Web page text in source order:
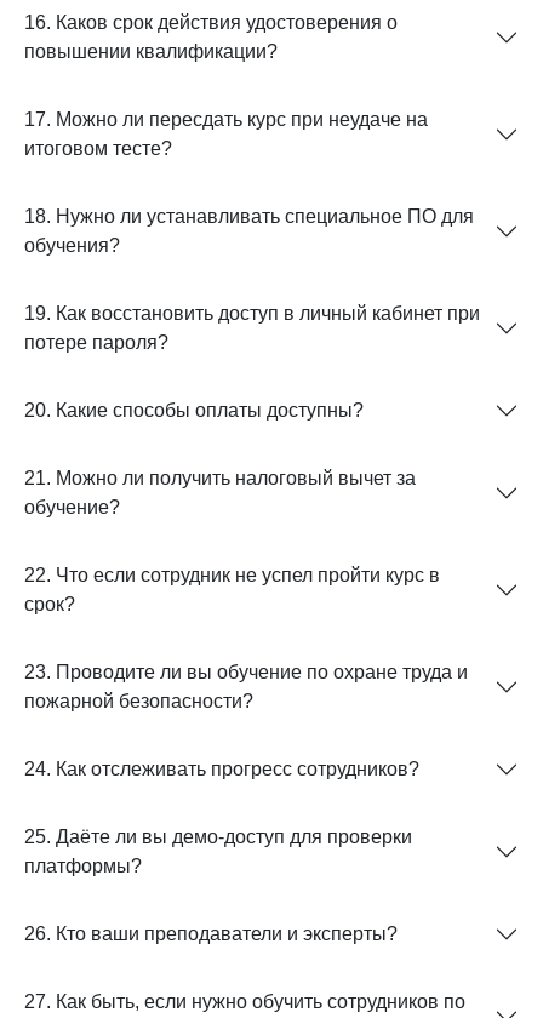
16. Каков срок действия удостоверения о
повышении квалификации?
17. Можно ли пересдать курс при неудаче на
итоговом тесте?
18. Нужно ли устанавливать специальное ПО для
обучения?
19. Как восстановить доступ в личный кабинет при
потере пароля?
20. Какие способы оплаты доступны?
21. Можно ли получить налоговый вычет за
обучение?
22. Что если сотрудник не успел пройти курс в
срок?
23. Проводите ли вы обучение по охране труда и
пожарной безопасности?
24. Как отслеживать прогресс сотрудников?
25. Даёте ли вы демо-доступ для проверки
платформы?
26. Кто ваши преподаватели и эксперты?
27. Как быть, если нужно обучить сотрудников по